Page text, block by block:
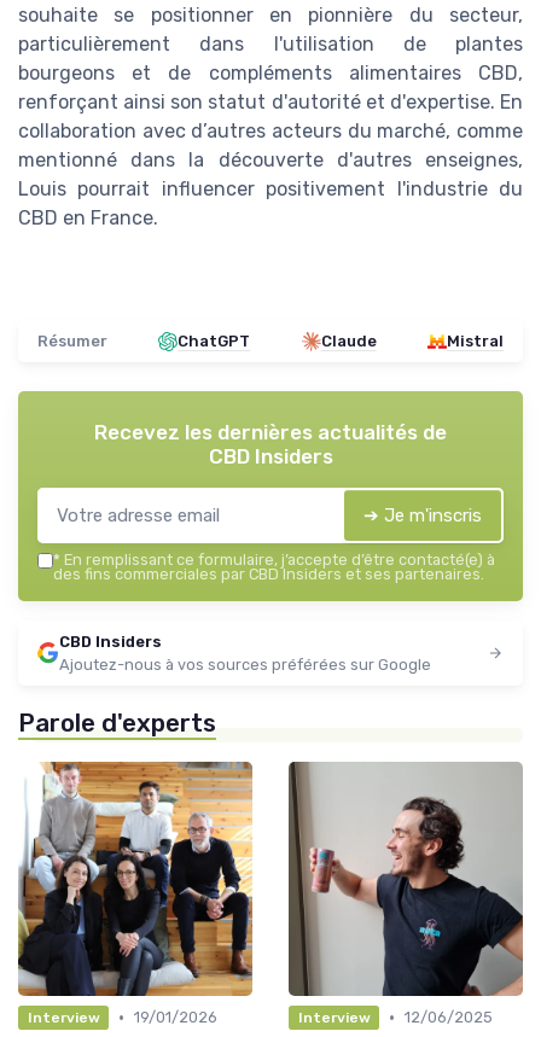
souhaite se positionner en pionnière du secteur,
particulièrement dans l'utilisation de plantes
bourgeons et de compléments alimentaires CBD,
renforçant ainsi son statut d'autorité et d'expertise. En
collaboration avec d’autres acteurs du marché, comme
mentionné dans la découverte d'autres enseignes,
Louis pourrait influencer positivement l'industrie du
CBD en France.
Résumer ChatGPT Claude Mistral
Recevez les dernières actualités de
CBD Insiders
➔ Je m'inscris
* En remplissant ce formulaire, j’accepte d’être contacté(e) à
des fins commerciales par CBD Insiders et ses partenaires.
CBD Insiders
Ajoutez-nous à vos sources préférées sur Google
Parole d'experts
Interview • 19/01/2026
Interview • 12/06/2025